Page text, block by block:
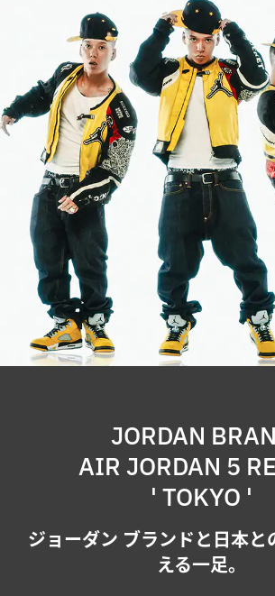
すべてのウェア
すべてのウェア
JORDAN
AIR JORDAN 5
' TOKYO '
ジョーダン ブランドと日本と
える一足。